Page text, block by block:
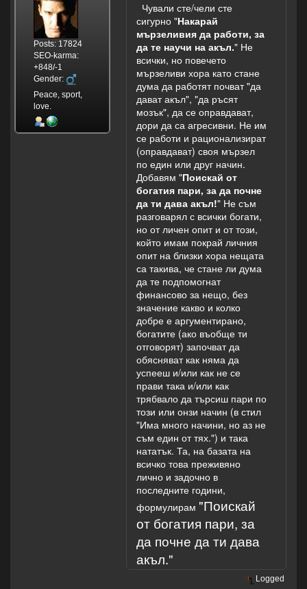
Posts: 17824
SEO-karma:
+848/-1
Gender:
Peace, sport,
love.
Чували сте/чели сте
сигурно "Накарай
мързеливия да работи, за
да те научи на акъл." Не
всички, но повечето
мързеливи хора като стане
дума да работят почват "да
дават акъл", "да ръсят
мозък", да се оправдават,
дори да са агресивни. Не им
се работи и рационализират
(оправдават) своя мързел
по един или друг начин.
Добавям "Поискай от
богатия пари, за да почне
да ти дава акъл!" Не съм
разговарял с всички богати,
но от личен опит и от този,
който имам покрай личния
опит на близки хора нещата
са такива, че стане ли дума
да те подпомогнат
финансово за нещо, без
значение какво и колко
добре е аргументирано,
богатите (ако въобще ти
отговорят) започват да
обясняват как няма да
успееш и/или как не се
прави така и/или как
трябвало да търсиш пари по
този или онзи начин (в стил
"Има много начини, но аз не
съм един от тях.") и така
нататък. Та, на базата на
всичко това преживяно
лично и задочно в
последните години,
формулирам "Поискай
от богатия пари, за
да почне да ти дава
акъл."
Logged